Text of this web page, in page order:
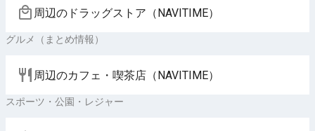
周辺のドラッグストア（NAVITIME）
グルメ（まとめ情報）
周辺のカフェ・喫茶店（NAVITIME）
スポーツ・公園・レジャー